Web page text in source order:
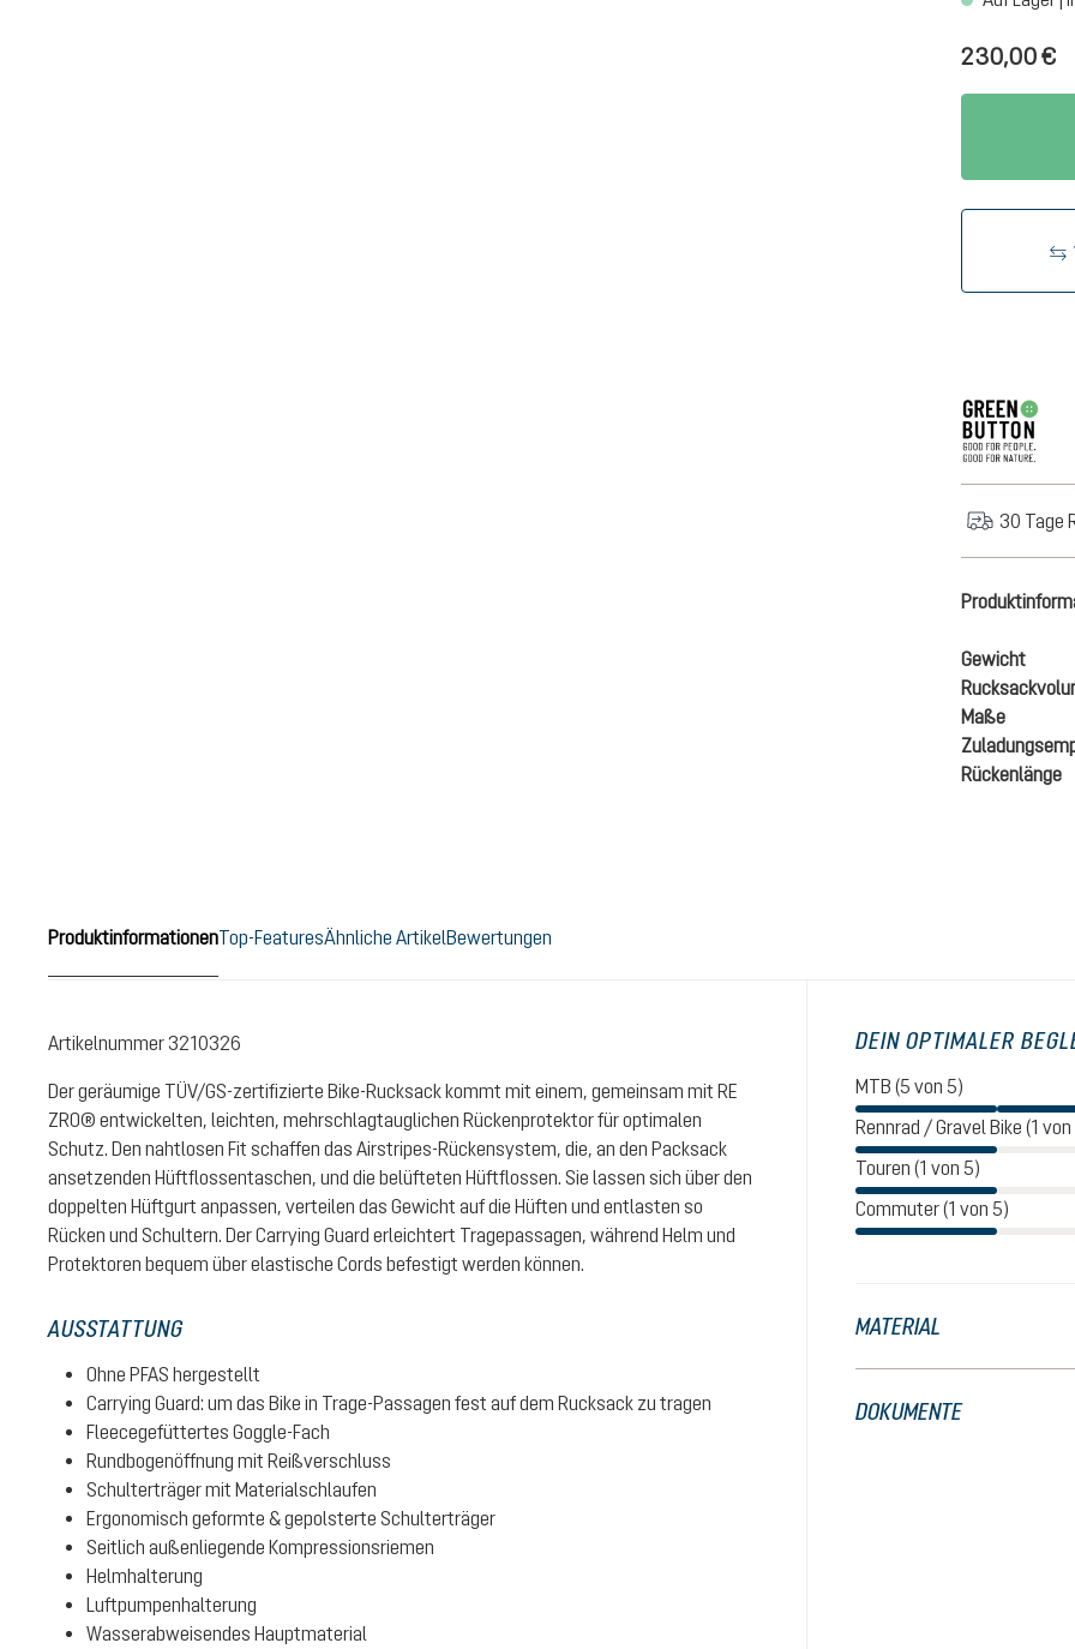
230,00 €
30 Tage
Gewicht
Maße
Rückenlänge
ProduktinformationenTop-FeaturesÄhnliche ArtikelBewertungen
Artikelnummer3210326
Der geräumige TÜV/GS-zertifizierte Bike-Rucksack kommt mit einem, gemeinsam mit RE
ZRO® entwickelten, leichten, mehrschlagtauglichen Rückenprotektor für optimalen
Schutz. Den nahtlosen Fit schaffen das Airstripes-Rückensystem, die, an den Packsack
ansetzenden Hüftflossentaschen, und die belüfteten Hüftflossen. Sie lassen sich über den
doppelten Hüftgurt anpassen, verteilen das Gewicht auf die Hüften und entlasten so
Rücken und Schultern. Der Carrying Guard erleichtert Tragepassagen, während Helm und
Protektoren bequem über elastische Cords befestigt werden können.
AUSSTATTUNG
Ohne PFAS hergestellt
Carrying Guard: um das Bike in Trage-Passagen fest auf dem Rucksack zu tragen
Fleecegefüttertes Goggle-Fach
Rundbogenöffnung mit Reißverschluss
Schulterträger mit Materialschlaufen
Ergonomisch geformte & gepolsterte Schulterträger
Seitlich außenliegende Kompressionsriemen
Helmhalterung
Luftpumpenhalterung
Wasserabweisendes Hauptmaterial
DEIN OPTIMALER
MTB (5 von 5)
Rennrad / Gravel Bike (1
Touren (1 von 5)
Commuter (1 von 5)
MATERIAL
DOKUMENTE